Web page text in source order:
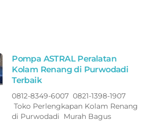
Pompa ASTRAL Peralatan
Kolam Renang di Purwodadi
Terbaik
0812-8349-6007 0821-1398-1907
Toko Perlengkapan Kolam Renang
di Purwodadi Murah Bagus